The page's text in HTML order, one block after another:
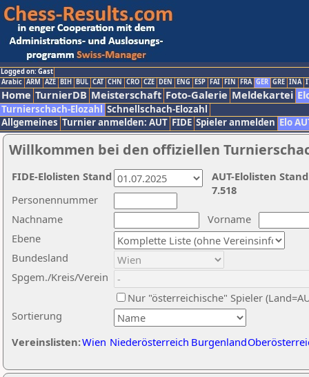
Logged on: Gast
Arabic ARM AZE BIH BUL CAT CHN CRO CZE DEN ENG ESP FAI FIN FRA GER GRE INA
Home TurnierDB Meisterschaft Foto-Galerie Meldekartei
Turnierschach-Elozahl Schnellschach-Elozahl
Allgemeines Turnier anmelden: AUT FIDE Spieler anmelden Elo
Willkommen bei den offiziellen
Nachname
Vorname
Ebene
Sortierung
Personennummer
Bundesland
Spgem./Kreis/Verein
Nur "österreichische" Spieler
Vereinslisten:Wien Niederösterreich Burgenland
AUT-Elolisten
7.518
FIDE-Elolisten Stand